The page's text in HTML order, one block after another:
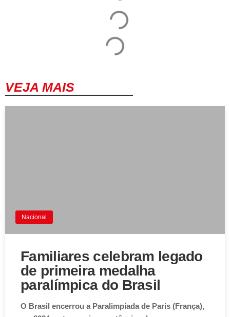
VEJA MAIS
Nacional
Familiares celebram legado
de primeira medalha
paralímpica do Brasil
O Brasil encerrou a Paralimpíada de Paris (França),